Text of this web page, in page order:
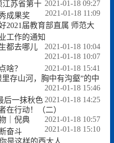
2021-01-18 09:27
江苏省第十
成果奖
2021-01-18 11:09
2021届教育部直属 师范大
工作的通知
2021-01-18 10:04
都去哪儿
2021-01-18 10:07
啥？
2021-01-18 15:41
存山河，胸中有沟壑”的中
2021-01-18 15:46
后一抹秋色 2021-01-18 14:25
在行动！（二）
2021-01-18 10:57
｜倪典
奋斗
2021-01-18 15:10
是这样的西大人